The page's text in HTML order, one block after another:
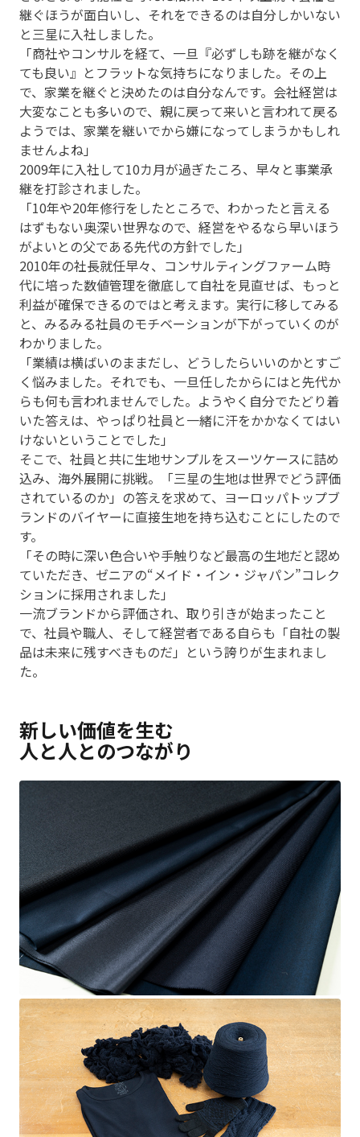
継ぐほうが面白いし、それをできるのは自分しかいない
と三星に入社しました。
「商社やコンサルを経て、一旦『必ずしも跡を継がなく
ても良い』とフラットな気持ちになりました。その上
で、家業を継ぐと決めたのは自分なんです。会社経営は
大変なことも多いので、親に戻って来いと言われて戻る
ようでは、家業を継いでから嫌になってしまうかもしれ
ませんよね」
2009年に入社して10カ月が過ぎたころ、早々と事業承
継を打診されました。
「10年や20年修行をしたところで、わかったと言える
はずもない奥深い世界なので、経営をやるなら早いほう
がよいとの父である先代の方針でした」
2010年の社長就任早々、コンサルティングファーム時
代に培った数値管理を徹底して自社を見直せば、もっと
利益が確保できるのではと考えます。実行に移してみる
と、みるみる社員のモチベーションが下がっていくのが
わかりました。
「業績は横ばいのままだし、どうしたらいいのかとすご
く悩みました。それでも、一旦任したからにはと先代か
らも何も言われませんでした。ようやく自分でたどり着
いた答えは、やっぱり社員と一緒に汗をかかなくてはい
けないということでした」
そこで、社員と共に生地サンプルをスーツケースに詰め
込み、海外展開に挑戦。「三星の生地は世界でどう評価
されているのか」の答えを求めて、ヨーロッパトップブ
ランドのバイヤーに直接生地を持ち込むことにしたので
す。
「その時に深い色合いや手触りなど最高の生地だと認め
ていただき、ゼニアの“メイド・イン・ジャパン”コレク
ションに採用されました」
一流ブランドから評価され、取り引きが始まったこと
で、社員や職人、そして経営者である自らも「自社の製
品は未来に残すべきものだ」という誇りが生まれまし
た。
新しい価値を生む
人と人とのつながり